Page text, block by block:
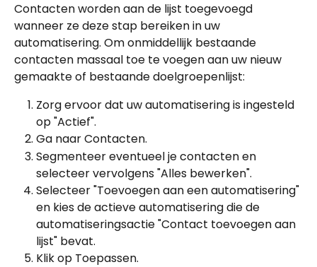
Contacten worden aan de lijst toegevoegd
wanneer ze deze stap bereiken in uw
automatisering. Om onmiddellijk bestaande
contacten massaal toe te voegen aan uw nieuw
gemaakte of bestaande doelgroepenlijst:
Zorg ervoor dat uw automatisering is ingesteld
op "Actief".
Ga naar Contacten.
Segmenteer eventueel je contacten en
selecteer vervolgens "Alles bewerken".
Selecteer "Toevoegen aan een automatisering"
en kies de actieve automatisering die de
automatiseringsactie "Contact toevoegen aan
lijst" bevat.
Klik op Toepassen.